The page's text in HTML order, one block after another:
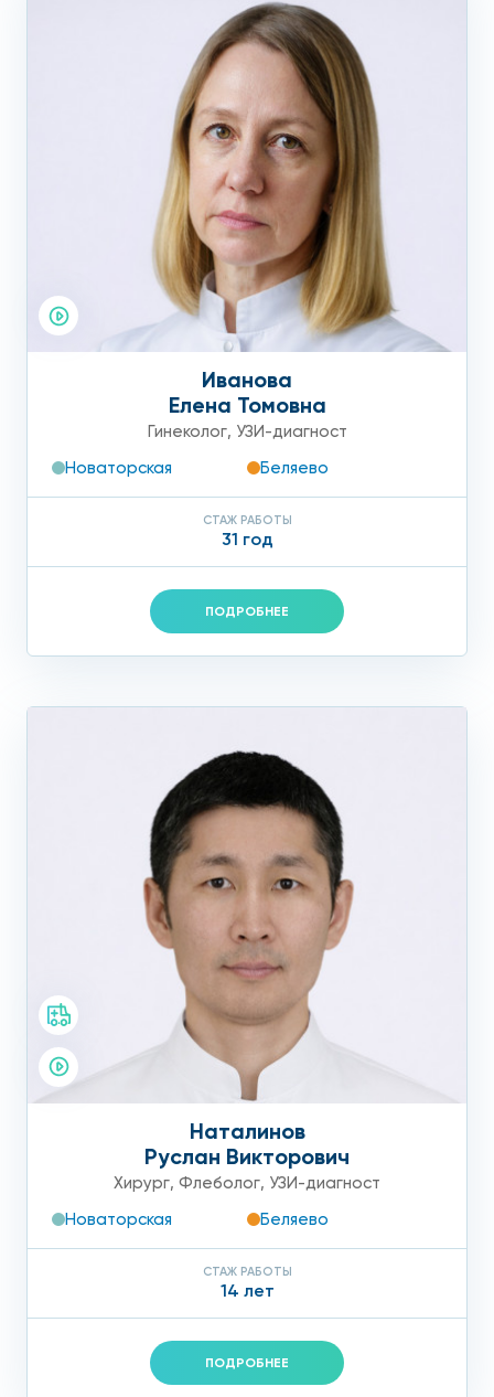
Иванова
Елена Томовна
Гинеколог, УЗИ-диагност
Новаторская
Беляево
СТАЖ РАБОТЫ
31 год
ПОДРОБНЕЕ
Наталинов
Руслан Викторович
Хирург, Флеболог, УЗИ-диагност
Новаторская
Беляево
СТАЖ РАБОТЫ
14 лет
ПОДРОБНЕЕ